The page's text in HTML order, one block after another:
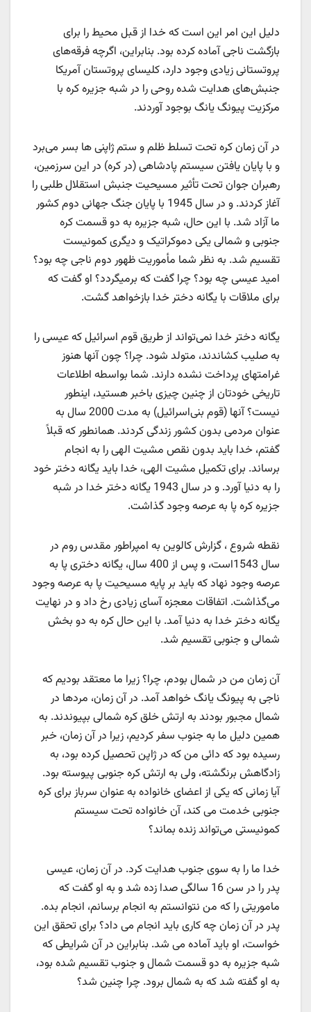
دلیل این امر این است که خدا از قبل محیط را برای
بازگشت ناجی آماده کرده بود. بنابراین، اگرچه فرقه‌های
پروتستانی زیادی وجود دارد، کلیسای پروتستان آمریکا
جنبش‌های هدایت شده روحی را در شبه جزیره کره با
مرکزیت پیونگ یانگ بوجود آوردند.
در آن زمان کره تحت تسلط ظلم و ستم ژاپنی ها بسر می‌برد
و با پایان یافتن سیستم پادشاهی (در کره) در این سرزمین،
رهبران جوان تحت تأثیر مسیحیت جنبش استقلال طلبی را
آغاز کردند. و در سال 1945 با پایان جنگ جهانی دوم کشور
ما آزاد شد. با این حال، شبه جزیره به دو قسمت کره
جنوبی و شمالی یکی دموکراتیک و دیگری کمونیست
تقسیم شد. به نظر شما مأموریت ظهور دوم ناجی چه بود؟
امید عیسی چه بود؟ چرا گفت که برمیگردد؟ او گفت که
برای ملاقات با یگانه دختر خدا بازخواهد گشت.
یگانه دختر خدا نمی‌تواند از طریق قوم اسرائیل که عیسی را
به صلیب کشاندند، متولد شود. چرا؟ چون آنها هنوز
غرامتهای پرداخت نشده‌ دارند. شما بواسطه اطلاعات
تاریخی خودتان از چنین چیزی باخبر هستید، اینطور
نیست؟ آنها (قوم بنی‌اسرائیل) به مدت 2000 سال به
عنوان مردمی بدون کشور زندگی کردند. همانطور که قبلاً
گفتم، خدا باید بدون نقص مشیت الهی را به انجام
برساند. برای تکمیل مشیت الهی، خدا باید یگانه دختر خود
را به دنیا آورد. و در سال 1943 یگانه دختر خدا در شبه
جزیره کره پا به عرصه وجود گذاشت.
نقطه شروع ، گزارش کالوین به امپراطور مقدس روم در
سال 1543است، و پس از 400 سال، یگانه دختری پا به
عرصه وجود نهاد که باید بر پایه مسیحیت پا به عرصه وجود
می‌گذاشت. اتفاقات معجزه آسای زیادی رخ داد و در نهایت
یگانه دختر خدا به دنیا آمد. با این حال کره به دو بخش
شمالی و جنوبی تقسیم شد.
آن زمان من در شمال بودم، چرا؟ زیرا ما معتقد بودیم که
ناجی به پیونگ یانگ خواهد آمد. در آن زمان، مردها در
شمال مجبور بودند به ارتش خلق کره شمالی بپیوندند. به
همین دلیل ما به جنوب سفر کردیم، زیرا در آن زمان، خبر
رسیده بود که دائی من که در ژاپن تحصیل کرده بود، به
زادگاهش برنگشته، ولی به ارتش کره جنوبی پیوسته بود.
آیا زمانی که یکی از اعضای خانواده به عنوان سرباز برای کره
جنوبی خدمت می کند، آن خانواده تحت سیستم
کمونیستی می‌تواند زنده بماند؟
خدا ما را به سوی جنوب هدایت کرد. در آن زمان، عیسی
پدر را در سن 16 سالگی صدا زده شد و به او گفت که
ماموریتی را که من نتوانستم به انجام برسانم، انجام بده.
پدر در آن زمان چه کاری باید انجام می داد؟ برای تحقق این
خواست، او باید آماده می شد. بنابراین در آن شرایطی که
شبه جزیره به دو قسمت شمال و جنوب تقسیم شده بود،
به او گفته شد که به شمال برود. چرا چنین شد؟